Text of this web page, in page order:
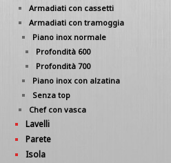
Armadiati con cassetti
Armadiati con tramoggia
Piano inox normale
Profondità 600
Profondità 700
Piano inox con alzatina
Senza top
Chef con vasca
Lavelli
Parete
Isola